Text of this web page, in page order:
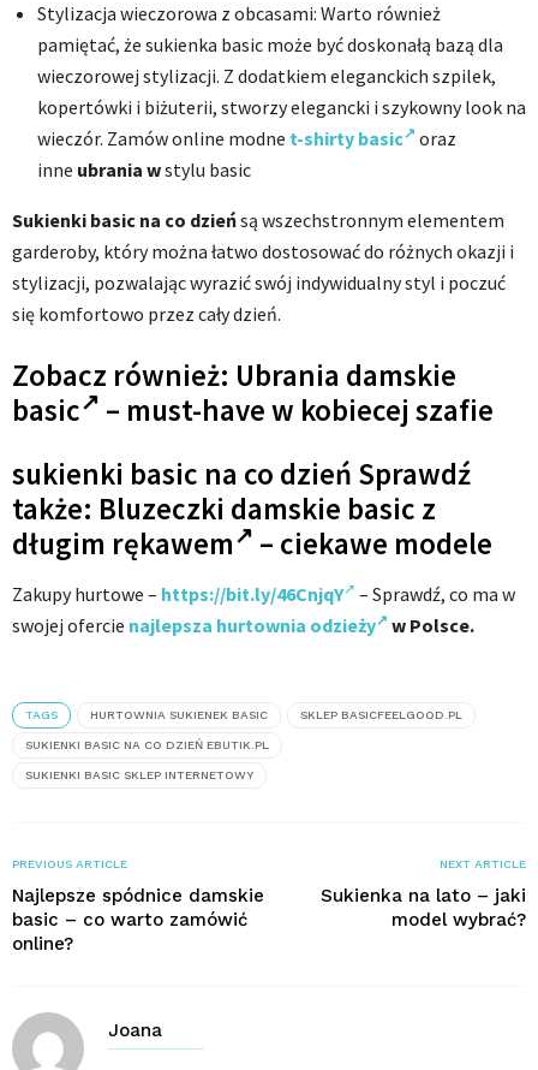
Stylizacja wieczorowa z obcasami: Warto również
pamiętać, że sukienka basic może być doskonałą bazą dla
wieczorowej stylizacji. Z dodatkiem eleganckich szpilek,
kopertówki i biżuterii, stworzy elegancki i szykowny look na
wieczór. Zamów online modne t-shirty basic
oraz
inne ubrania wstylu basic
Sukienki basic na co dzieńsą wszechstronnym elementem
garderoby, który można łatwo dostosować do różnych okazji i
stylizacji, pozwalając wyrazić swój indywidualny styl i poczuć
się komfortowo przez cały dzień.
Zobacz również: Ubrania damskie
basic
– must-have w kobiecej szafie
sukienki basic na co dzień Sprawdź
także: Bluzeczki damskie basic z
długim rękawem
– ciekawe modele
Zakupy hurtowe – https://bit.ly/46CnjqY
– Sprawdź, co ma w
swojej ofercie najlepsza hurtownia odzieży w Polsce.
TAGS HURTOWNIA SUKIENEK BASIC SKLEP BASICFEELGOOD.PL
SUKIENKI BASIC NA CO DZIEŃ EBUTIK.PL
SUKIENKI BASIC SKLEP INTERNETOWY
PREVIOUS ARTICLE
Najlepsze spódnice damskie
basic – co warto zamówić
online?
NEXT ARTICLE
Sukienka na lato – jaki
model wybrać?
Joana